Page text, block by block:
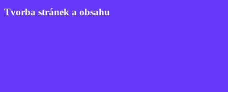
Tvorba stránek a obsahu